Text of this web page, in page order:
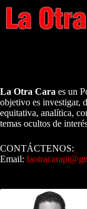
La Otra Cara es un
objetivo es investigar,
equitativa, analítica,
temas ocultos de
CONTÁCTENOS:
Email: